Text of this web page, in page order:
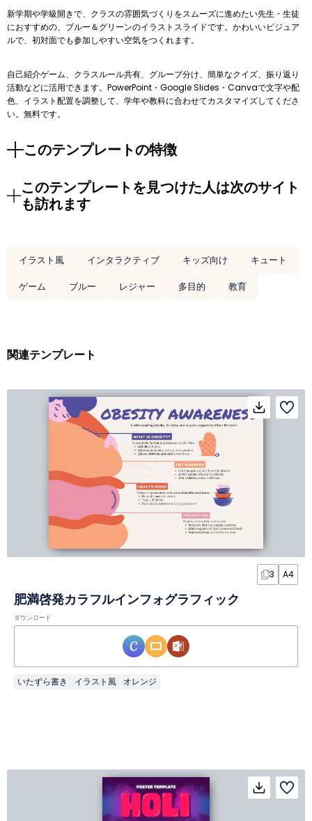
新学期や学級開きで、クラスの雰囲気づくりをスムーズに進めたい先生・生徒
におすすめの、ブルー＆グリーンのイラストスライドです。かわいいビジュア
ルで、初対面でも参加しやすい空気をつくれます。
自己紹介ゲーム、クラスルール共有、グループ分け、簡単なクイズ、振り返り
活動などに活用できます。PowerPoint・Google Slides・Canvaで文字や配
色、イラスト配置を調整して、学年や教科に合わせてカスタマイズしてくださ
い。無料です。
このテンプレートの特徴
このテンプレートを見つけた人は次のサイト
も訪れます
イラスト風 インタラクティブ キッズ向け
キュート
ゲーム
ブルー レジャー 多目的 教育
関連テンプレート
3 A4
肥満啓発カラフルインフォグラフィック
ダウンロード
いたずら書き イラスト風 オレンジ